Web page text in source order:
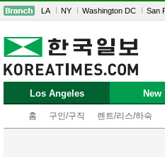
LA NY Washington DC San
Los Angeles
홈 구인/구직 렌트/리스/하숙
New